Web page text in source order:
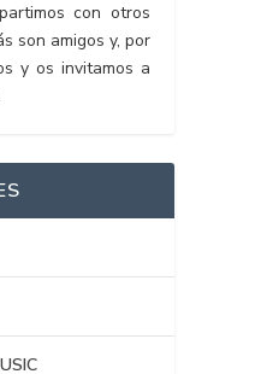
con otros
son amigos y, por
y os invitamos a